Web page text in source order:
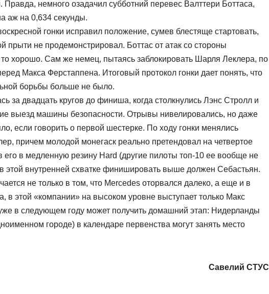
немного озадачил субботний перевес Валттери Боттаса,
аж на 0,634 секунды.
гонки исправил положение, сумев блестяще стартовать,
прыти не продемонстрировал. Боттас от атак со стороны
хорошо. Сам же немец, пытаясь заблокировать Шарля Леклера, по
Макса Ферстаппена. Итоговый протокол гонки дает понять, что
борьбы больше не было.
за двадцать кругов до финиша, когда столкнулись Лэнс Стролл и
выезд машины безопасности. Отрывы нивелировались, но даже
если говорить о первой шестерке. По ходу гонки менялись
причем молодой монегаск реально претендовал на четвертое
его в медленную резину Hard (другие пилоты топ-10 ее вообще не
этой внутренней схватке финишировать выше должен Себастьян.
не только в том, что Mercedes оторвался далеко, а еще и в
в этой «компании» на высоком уровне выступает только Макс
в следующем году может получить домашний этап: Нидерланды
городе) в календаре первенства могут занять место
Савелий СТУС